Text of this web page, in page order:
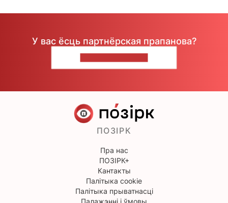
У вас ёсць партнёрская прапанова?
ПОЗІРК
Пра нас
ПОЗІРК+
Кантакты
Палітыка cookie
Палітыка прыватнасці
Палажэнні і ўмовы